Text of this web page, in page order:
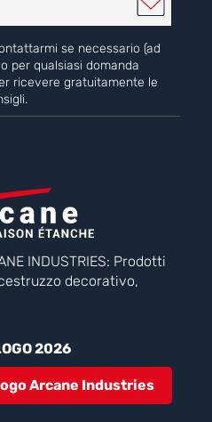
se necessario (ad
per qualsiasi domanda
ricevere gratuitamente le
INDUSTRIES: Prodotti
decorativo,
2026
Arcane Industries